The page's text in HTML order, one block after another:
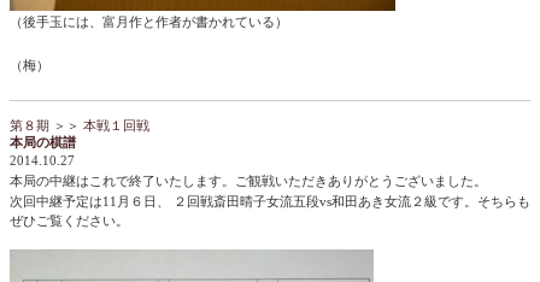
（後手玉には、富月作と作者が書かれている）
（梅）
第８期 ＞＞ 本戦１回戦
本局の棋譜
2014.10.27
本局の中継はこれで終了いたします。ご観戦いただきありがとうございました。
次回中継予定は11月６日、 ２回戦斎田晴子女流五段vs和田あき女流２級です。そちらも
ぜひご覧ください。